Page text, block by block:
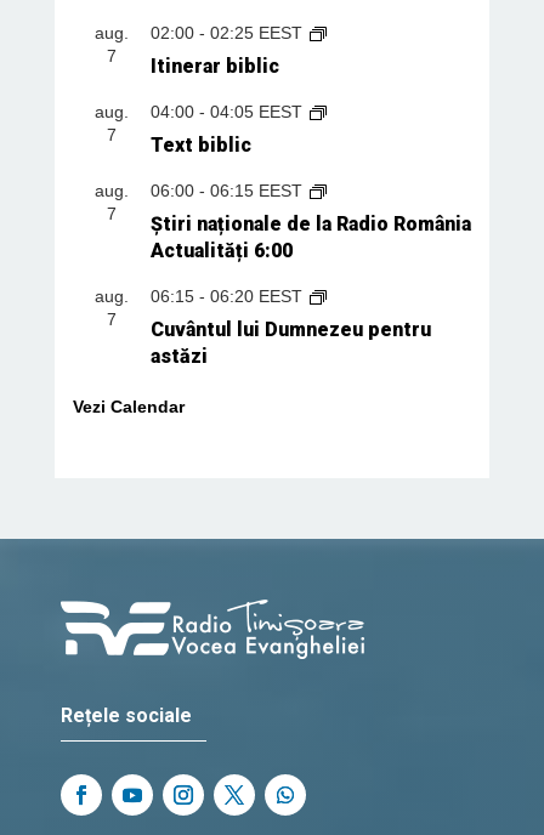
aug.
7
02:00- 02:25 EEST
Itinerar biblic
aug.
7
04:00- 04:05 EEST
Text biblic
aug.
7
06:00- 06:15 EEST
Știri naționale de la Radio România
Actualități 6:00
aug.
7
06:15- 06:20 EEST
Cuvântul lui Dumnezeu pentru
astăzi
Vezi Calendar
Rețele sociale